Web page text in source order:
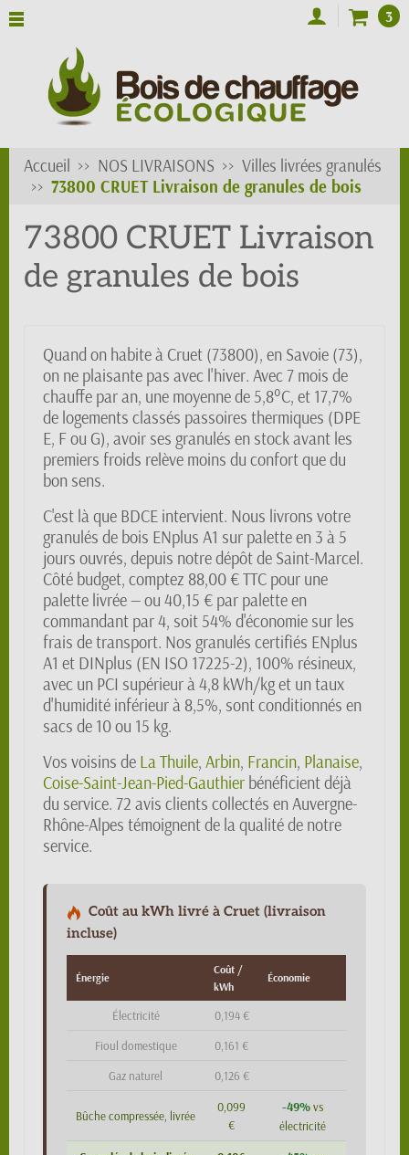
3
Accueil NOS LIVRAISONS
Villes livrées granulés
73800 CRUET Livraison de granules de bois
73800 CRUET Livraison
de granules de bois
Quand on habite à Cruet (73800), en Savoie (73),
on ne plaisante pas avec l'hiver. Avec 7 mois de
chauffe par an, une moyenne de 5,8°C, et 17,7%
de logements classés passoires thermiques (DPE
E, F ou G), avoir ses granulés en stock avant les
premiers froids relève moins du confort que du
bon sens.
C'est là que BDCE intervient. Nous livrons votre
granulés de bois ENplus A1 sur palette en 3 à 5
jours ouvrés, depuis notre dépôt de Saint-Marcel.
Côté budget, comptez 88,00 € TTC pour une
palette livrée — ou 40,15 € par palette en
commandant par 4, soit 54% d'économie sur les
frais de transport. Nos granulés certifiés ENplus
A1 et DINplus (EN ISO 17225-2), 100% résineux,
avec un PCI supérieur à 4,8 kWh/kg et un taux
d'humidité inférieur à 8,5%, sont conditionnés en
sacs de 10 ou 15 kg.
Vos voisins de La Thuile, Arbin, Francin, Planaise,
Coise-Saint-Jean-Pied-Gauthier bénéficient déjà
du service. 72 avis clients collectés en Auvergne-
Rhône-Alpes témoignent de la qualité de notre
service.
Coût au kWh livré à Cruet (livraison
incluse)
Énergie
Coût /
kWh
Économie
Électricité 0,194 €
Fioul domestique 0,161 €
Gaz naturel 0,126 €
Bûche compressée, livrée
0,099
€
-49%vs
électricité